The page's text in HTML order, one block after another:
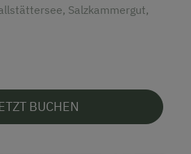
Salzkammergut,
BUCHEN